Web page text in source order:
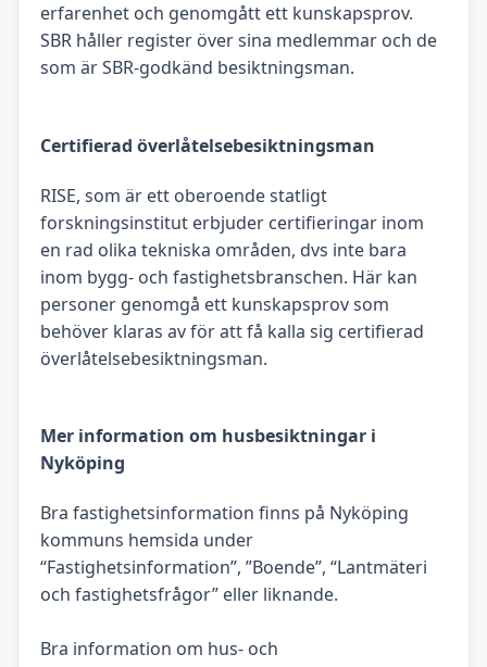
erfarenhet och genomgått ett kunskapsprov.
SBR håller register över sina medlemmar och de
som är SBR-godkänd besiktningsman.
Certifierad överlåtelsebesiktningsman
RISE, som är ett oberoende statligt
forskningsinstitut erbjuder certifieringar inom
en rad olika tekniska områden, dvs inte bara
inom bygg- och fastighetsbranschen. Här kan
personer genomgå ett kunskapsprov som
behöver klaras av för att få kalla sig certifierad
överlåtelsebesiktningsman.
Mer information om husbesiktningar i
Nyköping
Bra fastighetsinformation finns på Nyköping
kommuns hemsida under
“Fastighetsinformation”, ”Boende”, “Lantmäteri
och fastighetsfrågor” eller liknande.
Bra information om hus- och